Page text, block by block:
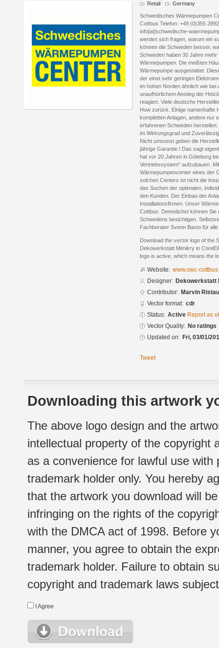
Retail Germany
Schwedisches Wärmepumpen
Cottbus Telefon: +49 (0)355
info[at]schwedische-
werden sich fragen, warum ein
können die Schweden besser,
Schweden haben 30 Jahre mehr
Wärmepumpen. Die meißten
Wärmepumpe ausgestattet.
der einst sehr geringen
im hohen Norden ähnlich wie
unaufhörlichem Anstieg der
reagiert. Viele deutsche
How zurück. Einige namenhafte
kompletten Anlagen, andere nur
erfahrenen Schweden
im Wirkungsgrad und
Nicht umsonst geben die
jährige Garantie.! Das sagt
hat vor 20 Jahren in Göteborg
Vertriebssystem" aufzubauen.
Wärmepumpencenter eines der
solchen Centers ist nicht die
das Suchen der optimalen,
den Kunden. Der Einbau der
Installationsfirmen. Unser
Cottbus. Demnächst können Sie
Schwedens besichtigen.
Fachberater Svenn Basto für
Download the vector logo of the
Dekowerkstatt Mimikry in
logo is active, which means the
Website: www.swc-
Designer: Dekowerkstatt
Contributor: Marvin Ristau
Vector format: cdr
Status: Active Report as
Vector Quality: No ratings
Updated on: Fri, 03/01/
Tweet
Downloading this artwork
The above logo design and the
intellectual property of the copyright
as a convenience for lawful use
trademark holder only. You hereby
that the artwork you download will
infringing on the rights of the
with the DMCA act of 1998. Before
manner, you agree to obtain the
trademark holder. Failure to obtain
copyright and trademark laws
I Agree